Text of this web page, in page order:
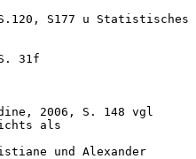
S177 u Statistisches
31f
2006, S. 148 vgl
als
und Alexander